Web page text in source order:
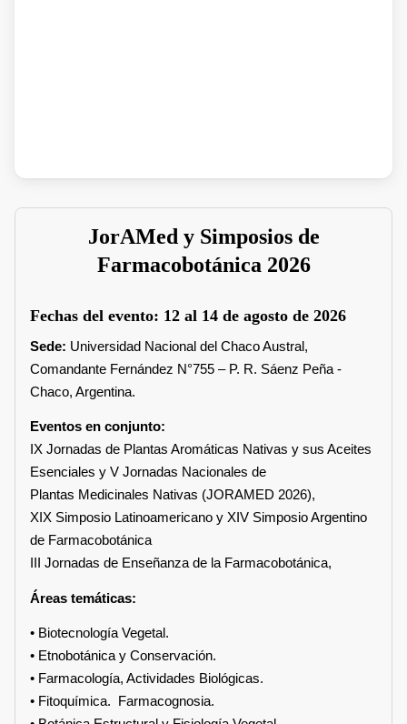
JorAMed y Simposios de
Farmacobotánica 2026
Fechas del evento: 12 al 14 de agosto de 2026
Sede: Universidad Nacional del Chaco Austral,
Comandante Fernández N°755 – P. R. Sáenz Peña -
Chaco, Argentina.
Eventos en conjunto:
IX Jornadas de Plantas Aromáticas Nativas y sus Aceites
Esenciales y V Jornadas Nacionales de
Plantas Medicinales Nativas (JORAMED 2026),
XIX Simposio Latinoamericano y XIV Simposio Argentino
de Farmacobotánica
III Jornadas de Enseñanza de la Farmacobotánica,
Áreas temáticas:
• Biotecnología Vegetal.
• Etnobotánica y Conservación.
• Farmacología, Actividades Biológicas.
• Fitoquímica. Farmacognosia.